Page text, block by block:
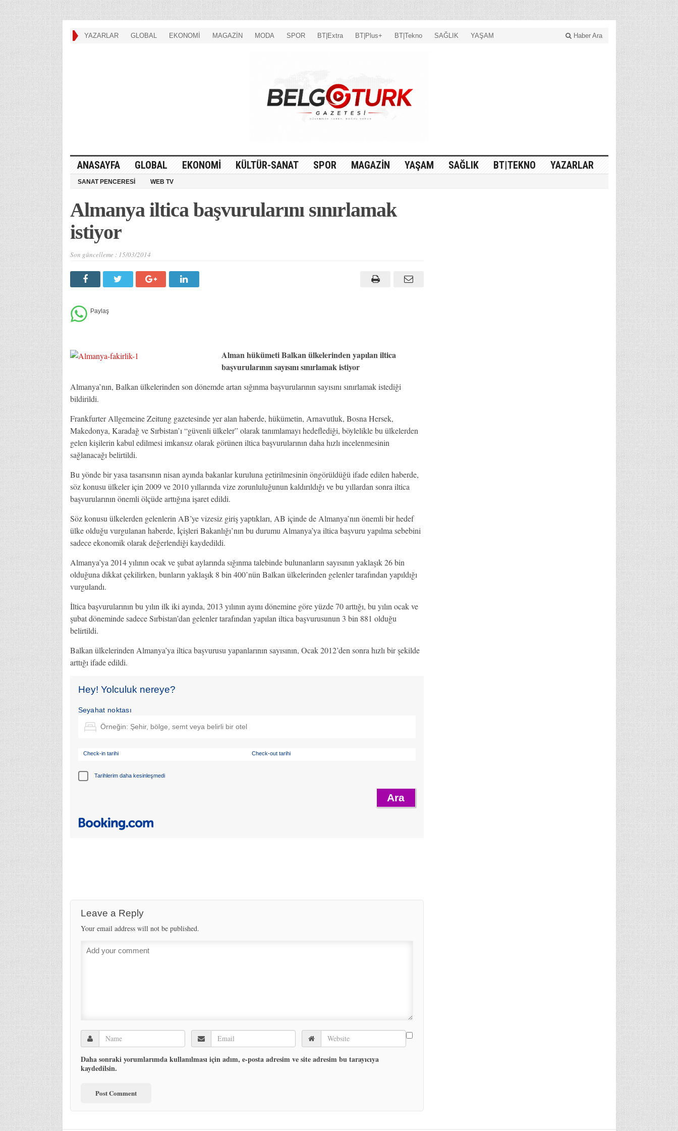
YAZARLAR GLOBAL EKONOMİ MAGAZİN MODA SPOR BT|Extra BT|Plus+ BT|Tekno SAĞLIK YAŞAM Haber Ara
ANASAYFA GLOBAL EKONOMİ KÜLTÜR-SANAT SPOR MAGAZİN YAŞAM SAĞLIK BT|TEKNO YAZARLAR
SANAT PENCERESİ WEB TV
Almanya iltica başvurularını sınırlamak
istiyor
Son güncelleme : 15/03/2014
Alman hükümeti Balkan ülkelerinden yapılan iltica
başvurularının sayısını sınırlamak istiyor
Almanya’nın, Balkan ülkelerinden son dönemde artan sığınma başvurularının sayısını sınırlamak istediği
bildirildi.
Frankfurter Allgemeine Zeitung gazetesinde yer alan haberde, hükümetin, Arnavutluk, Bosna Hersek,
Makedonya, Karadağ ve Sırbistan’ı “güvenli ülkeler” olarak tanımlamayı hedeflediği, böylelikle bu ülkelerden
gelen kişilerin kabul edilmesi imkansız olarak görünen iltica başvurularının daha hızlı incelenmesinin
sağlanacağı belirtildi.
Bu yönde bir yasa tasarısının nisan ayında bakanlar kuruluna getirilmesinin öngörüldüğü ifade edilen haberde,
söz konusu ülkeler için 2009 ve 2010 yıllarında vize zorunluluğunun kaldırıldığı ve bu yıllardan sonra iltica
başvurularının önemli ölçüde arttığına işaret edildi.
Söz konusu ülkelerden gelenlerin AB’ye vizesiz giriş yaptıkları, AB içinde de Almanya’nın önemli bir hedef
ülke olduğu vurgulanan haberde, İçişleri Bakanlığı’nın bu durumu Almanya’ya iltica başvuru yapılma sebebini
sadece ekonomik olarak değerlendiği kaydedildi.
Almanya’ya 2014 yılının ocak ve şubat aylarında sığınma talebinde bulunanların sayısının yaklaşık 26 bin
olduğuna dikkat çekilirken, bunların yaklaşık 8 bin 400’nün Balkan ülkelerinden gelenler tarafından yapıldığı
vurgulandı.
İltica başvurularının bu yılın ilk iki ayında, 2013 yılının ayını dönemine göre yüzde 70 arttığı, bu yılın ocak ve
şubat döneminde sadece Sırbistan’dan gelenler tarafından yapılan iltica başvurusunun 3 bin 881 olduğu
belirtildi.
Balkan ülkelerinden Almanya’ya iltica başvurusu yapanlarının sayısının, Ocak 2012’den sonra hızlı bir şekilde
arttığı ifade edildi.
Hey! Yolculuk nereye?
Seyahat noktası
Check-in tarihi Check-out tarihi
Tarihlerim daha kesinleşmedi
Leave a Reply
Your email address will not be published.
Daha sonraki yorumlarımda kullanılması için adım, e-posta adresim ve site adresim bu tarayıcıya
kaydedilsin.